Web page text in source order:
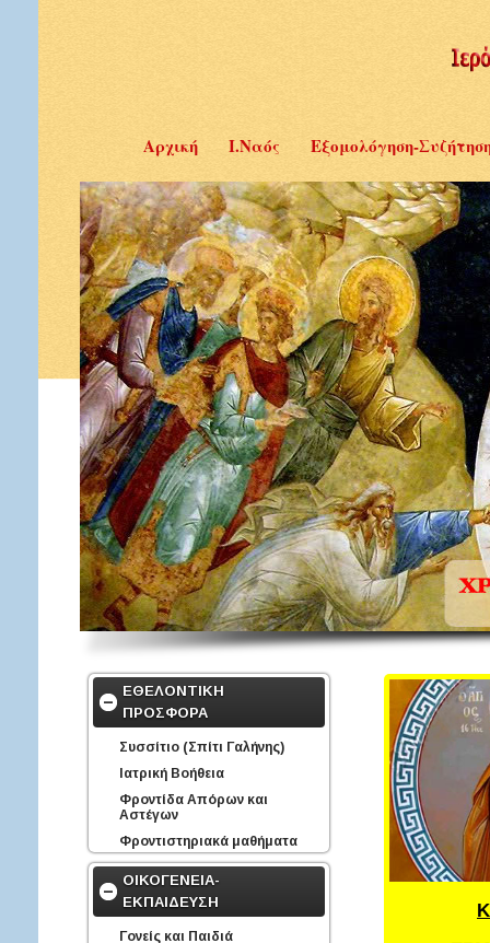
Αρχική Ι.Ναός Εξομολόγηση-
ΕΘΕΛΟΝΤΙΚΗ
ΠΡΟΣΦΟΡΑ
Συσσίτιο (Σπίτι Γαλήνης)
Ιατρική Βοήθεια
Φροντίδα Απόρων και
Αστέγων
Φροντιστηριακά μαθήματα
ΟΙΚΟΓΕΝΕΙΑ-
ΕΚΠΑΙΔΕΥΣΗ
Γονείς και Παιδιά